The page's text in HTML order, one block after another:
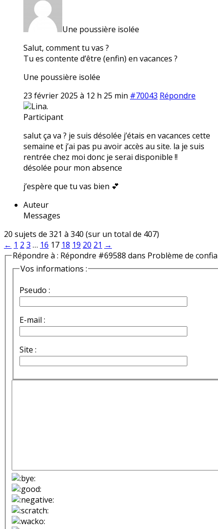
Une poussière isolée
Salut, comment tu vas ?
Tu es contente d’être (enfin) en vacances ?
Une poussière isolée
23 février 2025 à 12 h 25 min #70043 Répondre
Lina.
Participant
salut ça va ? je suis désolée j’étais en vacances cette
semaine et j’ai pas pu avoir accès au site. la je suis
rentrée chez moi donc je serai disponible !!
désolée pour mon absence
j’espère que tu vas bien 💕
Auteur
Messages
20 sujets de 321 à 340 (sur un total de 407)
← 1 2 3 … 16 17 18 19 20 21 →
Répondre à : Répondre #69588 dans Problème de
Vos informations :
Pseudo :
E-mail :
Site :